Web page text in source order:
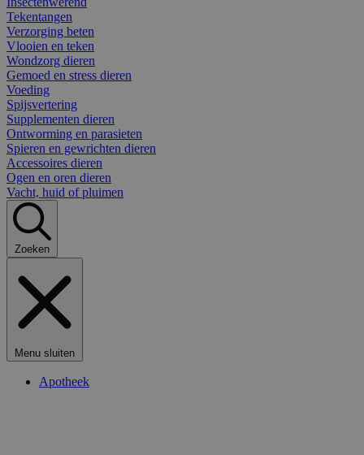
Tekentangen
Verzorging beten
Vlooien en teken
Wondzorg dieren
Gemoed en stress dieren
Voeding
Spijsvertering
Supplementen dieren
Ontworming en parasieten
Spieren en gewrichten dieren
Accessoires dieren
Ogen en oren dieren
Vacht, huid of pluimen
Zoeken
Menu sluiten
Apotheek